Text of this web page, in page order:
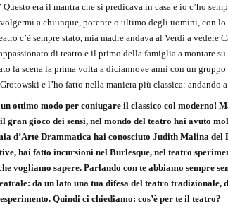
Questo era il mantra che si predicava in casa e io c’ho
a chiunque, potente o ultimo degli uomini, con
c’è sempre stato, mia madre andava al Verdi a
di teatro e il primo della famiglia a montare su
la scena la prima volta a diciannove anni con un
e l’ho fatto nella maniera più classica: andando
un ottimo modo per coniugare il classico col moderno!
gran gioco dei sensi, nel mondo del teatro hai avuto
d’Arte Drammatica hai conosciuto Judith Malina
hai fatto incursioni nel Burlesque, nel teatro
vogliamo sapere. Parlando con te abbiamo sempre
da un lato una tua difesa del teatro tradizionale,
Quindi ci chiediamo: cos’è per te il teatro?